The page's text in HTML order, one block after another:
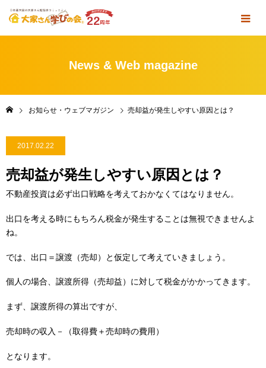
News & Web magazine
お知らせ・ウェブマガジン 売却益が発生しやすい原因とは？
2017.02.22
売却益が発生しやすい原因とは？
不動産投資は必ず出口戦略を考えておかなくてはなりません。
出口を考える時にもちろん税金が発生することは無視できませんよ
ね。
では、出口＝譲渡（売却）と仮定して考えていきましょう。
個人の場合、譲渡所得（売却益）に対して税金がかかってきます。
まず、譲渡所得の算出ですが、
売却時の収入－（取得費＋売却時の費用）
となります。